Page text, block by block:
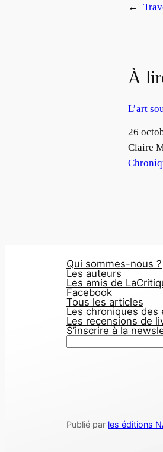
←
À
L’art
Date
26
Auteur
Claire
Par
Qui sommes-nous ?
Les auteurs
Les amis de
Facebook
Tous les articles
Les chroniques des
Les recensions de
S’inscrire à la
rPublié par les éditions